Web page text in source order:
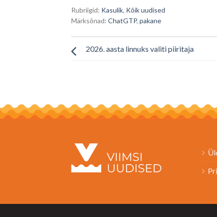
Rubriigid: Kasulik, Kõik uudised
Märksõnad: ChatGTP, pakane
2026. aasta linnuks valiti piiritaja